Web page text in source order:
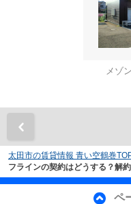
メゾ
太田市の賃貸情報 青い空鶴巻
フラインの契約はどうする？解
ペ